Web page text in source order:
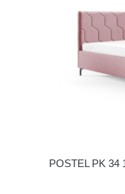
POSTEL PK 34